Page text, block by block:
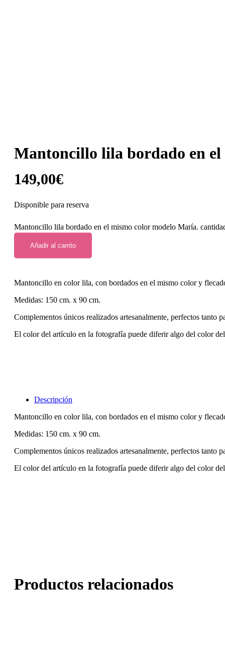
Mantoncillo lila bordado en
149,00€
Disponible para reserva
Mantoncillo lila bordado en el mismo color modelo María.
Añadir al carrito
Mantoncillo en color lila, con bordados en el mismo color y
Medidas: 150 cm. x 90 cm.
Complementos únicos realizados artesanalmente, perfectos tanto
El color del artículo en la fotografía puede diferir algo del color
Descripción
Mantoncillo en color lila, con bordados en el mismo color y
Medidas: 150 cm. x 90 cm.
Complementos únicos realizados artesanalmente, perfectos tanto
El color del artículo en la fotografía puede diferir algo del color
Productos relacionados